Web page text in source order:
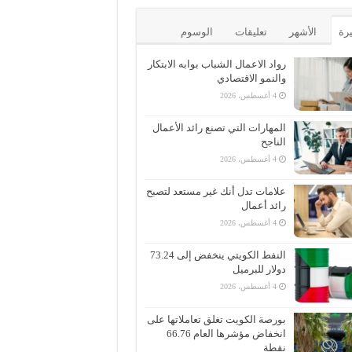
الأشهر تعليقات الوسوم
رواد الاعمال الشباب بوابه الابتكار
والنمو الاقتصادي
4 أغسطس، 2026
المهارات التي تصنع رائد الأعمال
الناجح
4 أغسطس، 2026
علامات تدل أنك غير مستعد لتصبح
رائد أعمال
4 أغسطس، 2026
النفط الكويتي ينخفض إلى 73.24
دولار للبرميل
4 أغسطس، 2026
بورصة الكويت تغلق تعاملاتها على
انخفاض مؤشرها العام 66.76
نقطة